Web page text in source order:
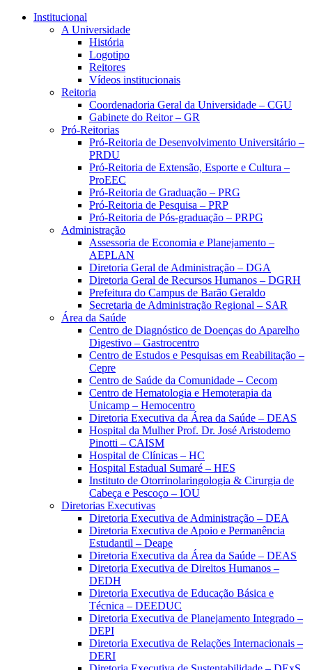
Conteúdo principal
Institucional
A Universidade
História
Logotipo
Reitores
Vídeos institucionais
Reitoria
Coordenadoria Geral da Universidade – CGU
Gabinete do Reitor – GR
Pró-Reitorias
Pró-Reitoria de Desenvolvimento Universitário –
PRDU
Pró-Reitoria de Extensão, Esporte e Cultura –
ProEEC
Pró-Reitoria de Graduação – PRG
Pró-Reitoria de Pesquisa – PRP
Pró-Reitoria de Pós-graduação – PRPG
Administração
Assessoria de Economia e Planejamento –
AEPLAN
Diretoria Geral de Administração – DGA
Diretoria Geral de Recursos Humanos – DGRH
Prefeitura do Campus de Barão Geraldo
Secretaria de Administração Regional – SAR
Área da Saúde
Centro de Diagnóstico de Doenças do Aparelho
Digestivo – Gastrocentro
Centro de Estudos e Pesquisas em Reabilitação –
Cepre
Centro de Saúde da Comunidade – Cecom
Centro de Hematologia e Hemoterapia da
Unicamp – Hemocentro
Diretoria Executiva da Área da Saúde – DEAS
Hospital da Mulher Prof. Dr. José Aristodemo
Pinotti – CAISM
Hospital de Clínicas – HC
Hospital Estadual Sumaré – HES
Instituto de Otorrinolaringologia & Cirurgia de
Cabeça e Pescoço – IOU
Diretorias Executivas
Diretoria Executiva de Administração – DEA
Diretoria Executiva de Apoio e Permanência
Estudantil – Deape
Diretoria Executiva da Área da Saúde – DEAS
Diretoria Executiva de Direitos Humanos –
DEDH
Diretoria Executiva de Educação Básica e
Técnica – DEEDUC
Diretoria Executiva de Planejamento Integrado –
DEPI
Diretoria Executiva de Relações Internacionais –
DERI